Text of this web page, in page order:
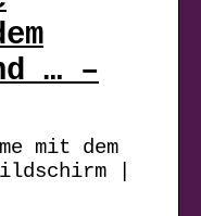
… –
mit dem
|